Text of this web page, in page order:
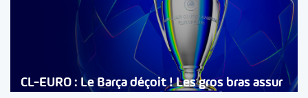
CL-EURO : Le Barça déçoit ! Les gros bras assur